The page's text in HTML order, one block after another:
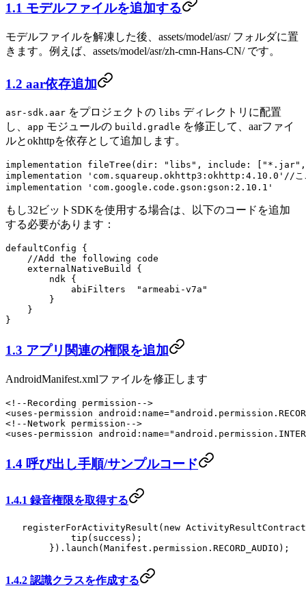
1.1 モデルファイルを追加する
モデルファイルを解凍した後、assets/model/asr/ フォルダに置
きます。例えば、assets/model/asr/zh-cmn-Hans-CN/ です。
1.2 aar依存追加
asr-sdk.aar をプロジェクトの libs ディレクトリに配置
し、
app モジュールの build.gradle を修正して、aarファイ
ルとokhttpを依存として追加します。
implementation fileTree( dir : "libs" , include : [ "*.jar" ,
implementation
'com.squareup.okhttp3:okhttp:4.10.0' //こ
implementation
'com.google.code.gson:gson:2.10.1'
もし32ビットSDKを使用する場合は、以下のコードを追加
する必要があります：
defaultConfig {
    //Add the following code
    externalNativeBuild {
        ndk {
            abiFilters
"armeabi-v7a"
        }
    }
}
1.3 アプリ関連の権限を追加
AndroidManifest.xmlファイルを修正します
<!--Recording permission-->
<uses-permission android:name=
<!--Network permission-->
<uses-permission android:name=
1.4 呼び出し手順/サンプルコード
1.4.1 録音権限を取得する
   registerForActivityResult
( new
            tip
(success);
        }).
launch (Manifest.permission.RECORD_AUDIO);
1.4.2 認識クラスを作成する